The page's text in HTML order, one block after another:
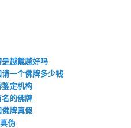
越戴越好吗
一个佛牌多少钱
定机构
的佛牌
牌真假
伪